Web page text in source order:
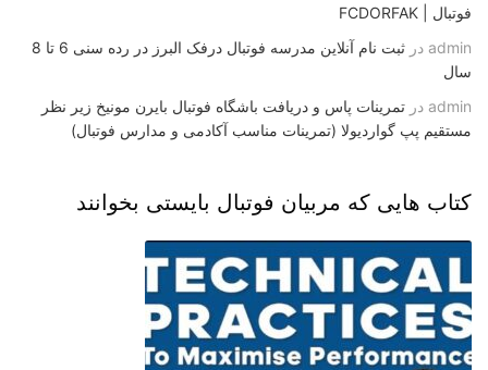
فوتبال | FCDORFAK
admin در
ثبت نام آنلاین مدرسه فوتبال درفک البرز در رده سنی 6 تا 8
سال
admin در تمرینات پاس و دریافت باشگاه فوتبال بایرن مونیخ زیر نظر
مستقیم پپ گواردیولا (تمرینات مناسب آکادمی و مدارس فوتبال)
کتاب هایی که مربیان فوتبال بایستی بخوانند